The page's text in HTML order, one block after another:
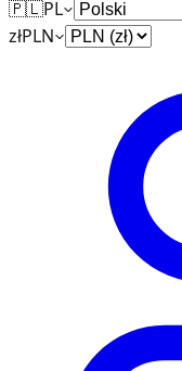
🇵🇱PL
złPLN